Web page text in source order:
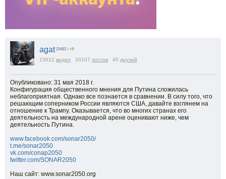
agat 25482 +9
15612 видео 20107 постов 45 друзей
Опубликовано: 31 мая 2018 г.
Конфигурация общественного мнения для Путина сложилась
неблагоприятная. Однако все познается в сравнении. В силу того, что
решающим соперником России являются США, давайте взглянем на
отношение к Трампу. Оказывается, что во многих странах его
деятельность на международной арене оценивают ниже, чем
деятельность Путина.
www.facebook.com/sonar2050/
t.me/sonar2050
vk.com/conap2050
twitter.com/SONAR2050
Наш сайт: www.sonar2050.org